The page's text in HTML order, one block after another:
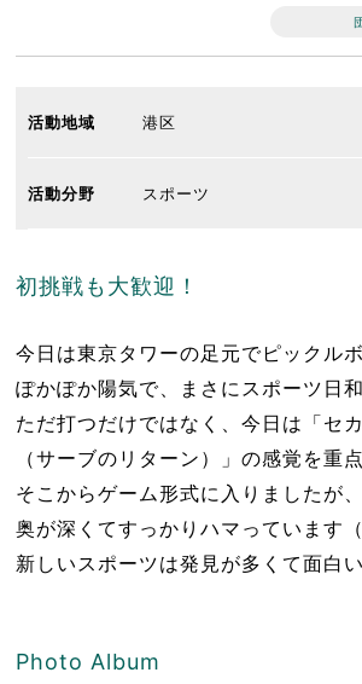
活動地域 港区
活動分野 スポーツ
初挑戦も大歓迎！
今日は東京タワーの足元でピックル
ぽかぽか陽気で、まさにスポーツ日和
ただ打つだけではなく、今日は「セ
（サーブのリターン）」の感覚を重
そこからゲーム形式に入りましたが
奥が深くてすっかりハマっています（
新しいスポーツは発見が多くて面白
Photo Album